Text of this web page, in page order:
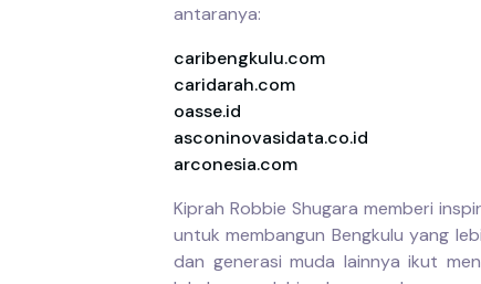
antaranya:
caribengkulu.com
caridarah.com
oasse.id
asconinovasidata.co.id
arconesia.com
Kiprah Robbie Shugara memberi
untuk membangun Bengkulu yang
dan generasi muda lainnya ikut